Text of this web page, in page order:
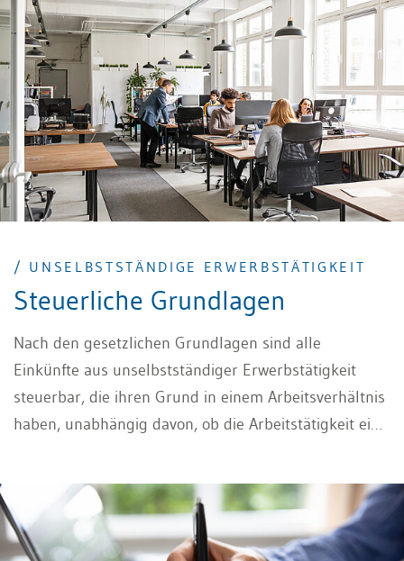
die wichtigsten Elemente zur MWST-Buchführung und
-Abrechnung.
/ UNSELBSTSTÄNDIGE ERWERBSTÄTIGKEIT
Steuerliche Grundlagen
Nach den gesetzlichen Grundlagen sind alle
Einkünfte aus unselbstständiger Erwerbstätigkeit
steuerbar, die ihren Grund in einem Arbeitsverhältnis
haben, unabhängig davon, ob die Arbeitstätigkeit eine
ein privates Unternehmen oder die öffentliche Hand
ist.